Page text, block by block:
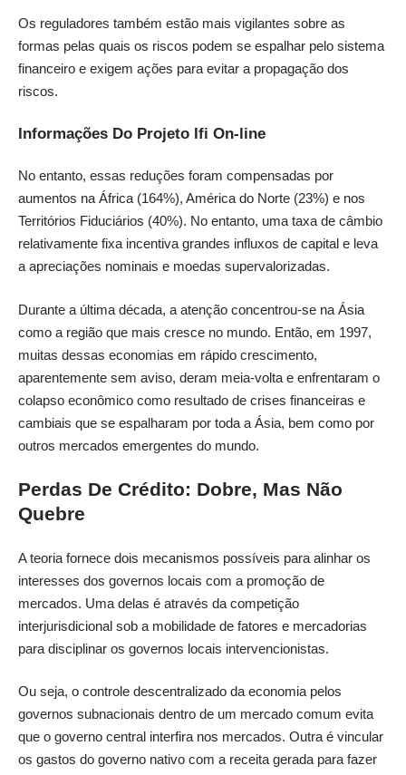
Os reguladores também estão mais vigilantes sobre as
formas pelas quais os riscos podem se espalhar pelo sistema
financeiro e exigem ações para evitar a propagação dos
riscos.
Informações Do Projeto Ifi On-line
No entanto, essas reduções foram compensadas por
aumentos na África (164%), América do Norte (23%) e nos
Territórios Fiduciários (40%). No entanto, uma taxa de câmbio
relativamente fixa incentiva grandes influxos de capital e leva
a apreciações nominais e moedas supervalorizadas.
Durante a última década, a atenção concentrou-se na Ásia
como a região que mais cresce no mundo. Então, em 1997,
muitas dessas economias em rápido crescimento,
aparentemente sem aviso, deram meia-volta e enfrentaram o
colapso econômico como resultado de crises financeiras e
cambiais que se espalharam por toda a Ásia, bem como por
outros mercados emergentes do mundo.
Perdas De Crédito: Dobre, Mas Não
Quebre
A teoria fornece dois mecanismos possíveis para alinhar os
interesses dos governos locais com a promoção de
mercados. Uma delas é através da competição
interjurisdicional sob a mobilidade de fatores e mercadorias
para disciplinar os governos locais intervencionistas.
Ou seja, o controle descentralizado da economia pelos
governos subnacionais dentro de um mercado comum evita
que o governo central interfira nos mercados. Outra é vincular
os gastos do governo nativo com a receita gerada para fazer